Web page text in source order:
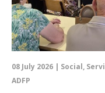
08 July 2026 | Social,
ADFP